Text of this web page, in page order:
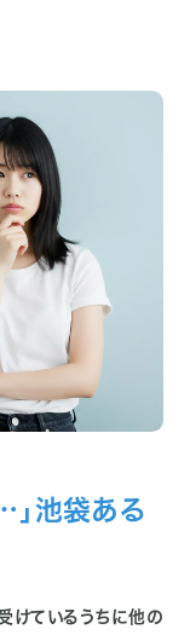
」池袋ある
けているうちに他の